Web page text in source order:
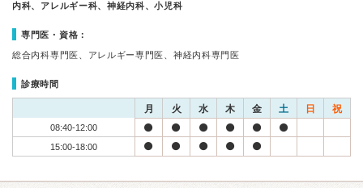
内科、アレルギー科、神経内科、小児科
専門医・資格：
総合内科専門医、アレルギー専門医、神経内科専門医
診療時間
月 火 水 木 金 土 日 祝
08:40-12:00
15:00-18:00